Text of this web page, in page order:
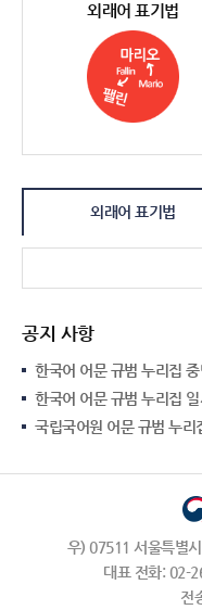
외래어 표기법
외래어 표기법
공지 사항
한국어 어문 규범 누리집 중
한국어 어문 규범 누리집
국립국어원 어문 규범 누리
우) 07511 서울특별
대표 전화: 02-
전